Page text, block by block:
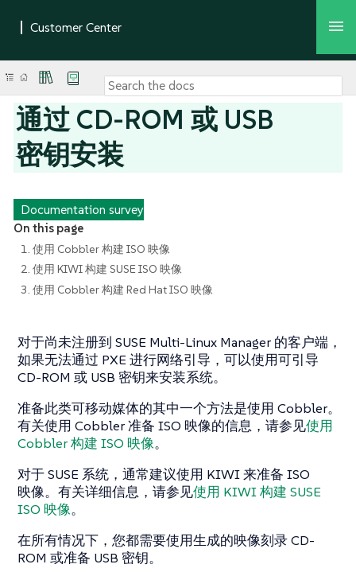
通过 CD-ROM 或 USB
密钥安装
Documentation survey
On this page
1. 使用 Cobbler 构建 ISO 映像
2. 使用 KIWI 构建 SUSE ISO 映像
3. 使用 Cobbler 构建 Red Hat ISO 映像
对于尚未注册到 SUSE Multi-Linux Manager 的客户端，
如果无法通过 PXE 进行网络引导，可以使用可引导
CD-ROM 或 USB 密钥来安装系统。
准备此类可移动媒体的其中一个方法是使用 Cobbler。
有关使用 Cobbler 准备 ISO 映像的信息，请参见使用
Cobbler 构建 ISO 映像。
对于 SUSE 系统，通常建议使用 KIWI 来准备 ISO
映像。有关详细信息，请参见使用 KIWI 构建 SUSE
ISO 映像。
在所有情况下，您都需要使用生成的映像刻录 CD-
ROM 或准备 USB 密钥。